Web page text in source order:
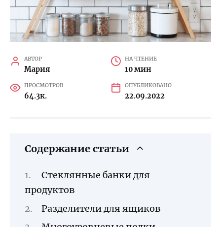
АВТОР
Мария
НА ЧТЕНИЕ
10 мин
ПРОСМОТРОВ
64.3к.
ОПУБЛИКОВАНО
22.09.2022
Содержание статьи
Стеклянные банки для
продуктов
Разделители для ящиков